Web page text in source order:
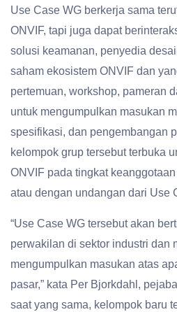
Use Case WG berkerja sama
ONVIF, tapi juga dapat
solusi keamanan, penyedia
saham ekosistem ONVIF dan
pertemuan, workshop, pameran
untuk mengumpulkan masukan
spesifikasi, dan pengembangan
kelompok grup tersebut terbuka
ONVIF pada tingkat
atau dengan undangan dari Use
“Use Case WG tersebut akan
perwakilan di sektor industri dan
mengumpulkan masukan atas
pasar,” kata Per Bjorkdahl,
saat yang sama, kelompok baru